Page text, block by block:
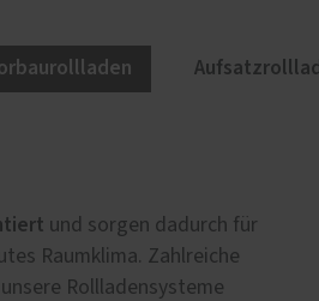
und sorgen dadurch für
Raumklima. Zahlreiche
Rollladensysteme
und kann so bündig in
zwischen Elementen aus
Elementen aus PUR-
verbaut haben, dann
fehlender Beschattung
Raumklima: